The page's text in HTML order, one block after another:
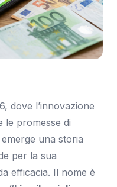
dove l’innovazione
le promesse di
una storia
per la sua
efficacia. Il nome è